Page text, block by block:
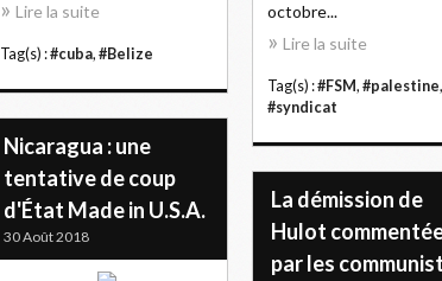
Lire la suite
Tag(s) :#cuba, #Belize
octobre...
Lire la suite
Tag(s) :#FSM, #palestine,
#syndicat
Nicaragua : une
tentative de coup
d'État Made in U.S.A.
30 Août 2018
La démission de
Hulot
par les